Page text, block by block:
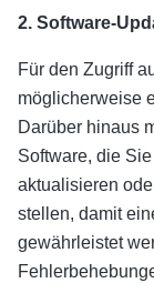
2. Software-
Für den Zugriff
möglicherweise
Darüber hinaus
Software, die
aktualisieren
stellen, damit
gewährleistet